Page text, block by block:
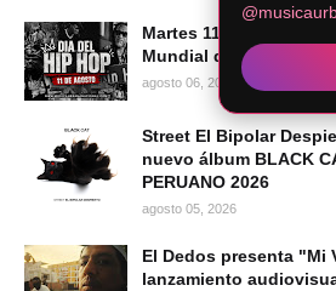
Martes 11 de agosto de
Mundial del Hip Hop
agosto 06, 2026
Street El Bipolar
nuevo álbum BLACK
PERUANO 2026
agosto 05, 2026
El Dedos presenta "Mi
lanzamiento